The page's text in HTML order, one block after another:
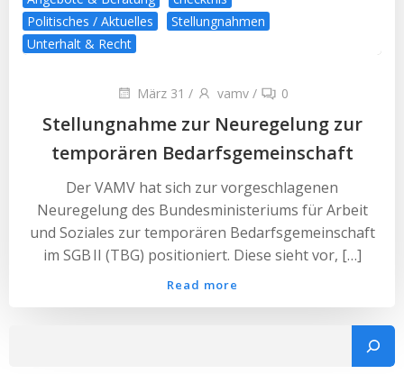
Politisches / Aktuelles
Stellungnahmen
Unterhalt & Recht
März 31 / vamv / 0
Stellungnahme zur Neuregelung zur
temporären Bedarfsgemeinschaft
Der VAMV hat sich zur vorgeschlagenen
Neuregelung des Bundesministeriums für Arbeit
und Soziales zur temporären Bedarfsgemeinschaft
im SGB II (TBG) positioniert. Diese sieht vor, […]
Read more